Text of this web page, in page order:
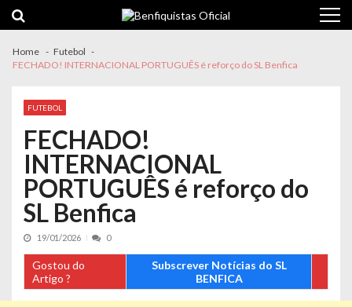
navigation
content
Home
Futebol
FECHADO! INTERNACIONAL PORTUGUÊS é reforço do SL Benfica
FUTEBOL
FECHADO!
INTERNACIONAL
PORTUGUÊS é reforço do
SL Benfica
19/01/2026 0
Gostou do
Artigo ?
Subscrever Notícias do SL
BENFICA